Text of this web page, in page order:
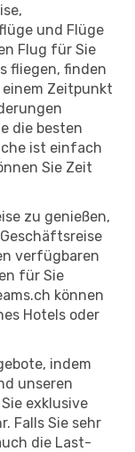
und Flüge
Flug für Sie
fliegen, finden
Zeitpunkt
die besten
ist einfach
Sie Zeit
zu genießen,
verfügbaren
für Sie
können
Hotels oder
indem
unseren
exklusive
Falls Sie sehr
die Last-